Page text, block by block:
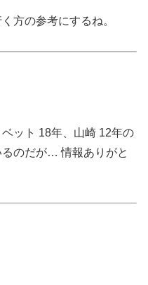
方の参考にするね。
ット 18年、山崎 12年の
のだが… 情報ありがと